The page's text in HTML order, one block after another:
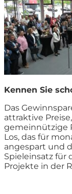
Kennen Sie
Das
attraktive
gemeinnützige
Los, das für
angespart und
Spieleinsatz für
Projekte in der